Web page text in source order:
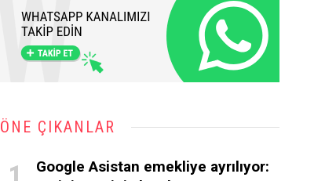
ÖNE ÇIKANLAR
Google Asistan emekliye ayrılıyor: